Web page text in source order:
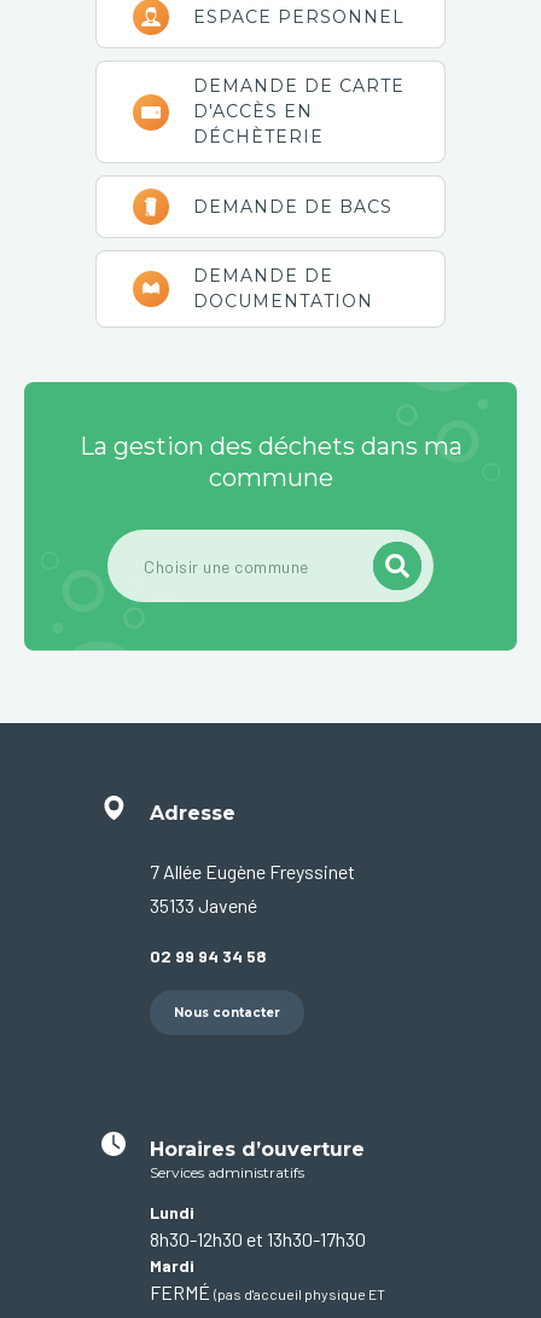
ESPACE PERSONNEL
DEMANDE DE CARTE
D'ACCÈS EN
DÉCHÈTERIE
DEMANDE DE BACS
DEMANDE DE
DOCUMENTATION
La gestion des déchets dans ma
commune
Adresse
7 Allée Eugène Freyssinet
35133 Javené
02 99 94 34 58
Nous contacter
Horaires d’ouverture
Services administratifs
Lundi
8h30-12h30 et 13h30-17h30
Mardi
FERMÉ (pas d'accueil physique ET